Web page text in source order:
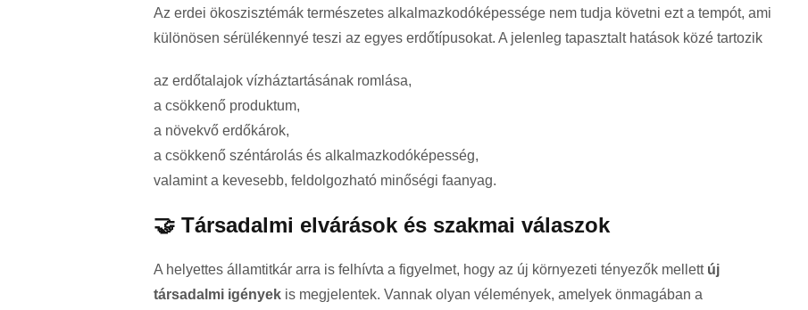
Az erdei ökoszisztémák természetes alkalmazkodóképessége nem tudja követni ezt a tempót, ami
különösen sérülékennyé teszi az egyes erdőtípusokat. A jelenleg tapasztalt hatások közé tartozik
az erdőtalajok vízháztartásának romlása,
a csökkenő produktum,
a növekvő erdőkárok,
a csökkenő széntárolás és alkalmazkodóképesség,
valamint a kevesebb, feldolgozható minőségi faanyag.
🤝 Társadalmi elvárások és szakmai válaszok
A helyettes államtitkár arra is felhívta a figyelmet, hogy az új környezeti tényezők mellett új
társadalmi igények is megjelentek. Vannak olyan vélemények, amelyek önmagában a